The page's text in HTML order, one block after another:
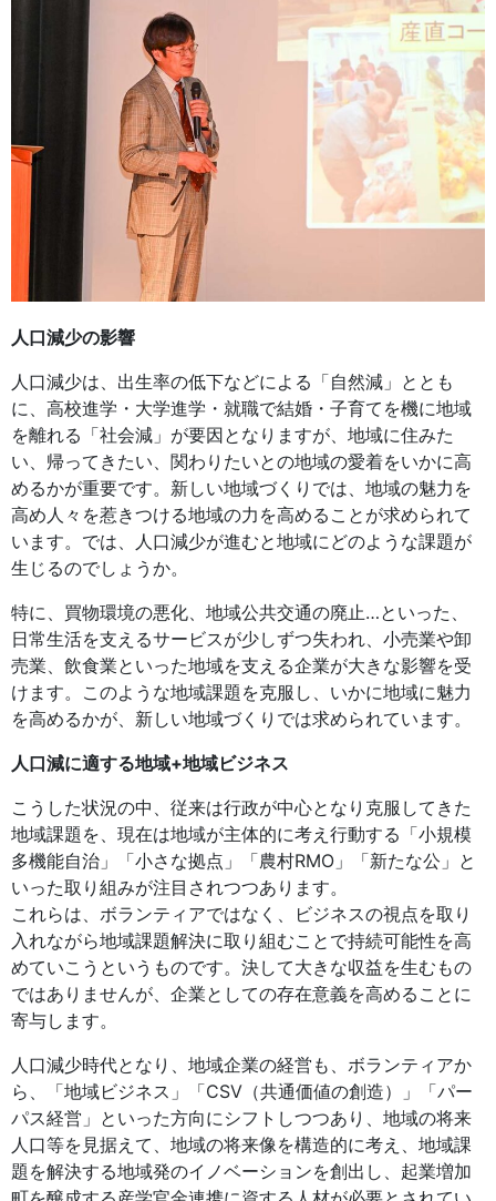
人口減少の影響
人口減少は、出生率の低下などによる「自然減」ととも
に、高校進学・大学進学・就職で結婚・子育てを機に地域
を離れる「社会減」が要因となりますが、地域に住みた
い、帰ってきたい、関わりたいとの地域の愛着をいかに高
めるかが重要です。新しい地域づくりでは、地域の魅力を
高め人々を惹きつける地域の力を高めることが求められて
います。では、人口減少が進むと地域にどのような課題が
生じるのでしょうか。
特に、買物環境の悪化、地域公共交通の廃止…といった、
日常生活を支えるサービスが少しずつ失われ、小売業や卸
売業、飲食業といった地域を支える企業が大きな影響を受
けます。このような地域課題を克服し、いかに地域に魅力
を高めるかが、新しい地域づくりでは求められています。
人口減に適する地域+地域ビジネス
こうした状況の中、従来は行政が中心となり克服してきた
地域課題を、現在は地域が主体的に考え行動する「小規模
多機能自治」「小さな拠点」「農村RMO」「新たな公」と
いった取り組みが注目されつつあります。
これらは、ボランティアではなく、ビジネスの視点を取り
入れながら地域課題解決に取り組むことで持続可能性を高
めていこうというものです。決して大きな収益を生むもの
ではありませんが、企業としての存在意義を高めることに
寄与します。
人口減少時代となり、地域企業の経営も、ボランティアか
ら、「地域ビジネス」「CSV（共通価値の創造）」「パー
パス経営」といった方向にシフトしつつあり、地域の将来
人口等を見据えて、地域の将来像を構造的に考え、地域課
題を解決する地域発のイノベーションを創出し、起業増加